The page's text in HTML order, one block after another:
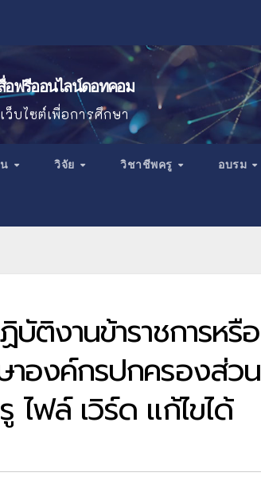
อฟรีออนไลน์ดอทคอม
เว็บไซต์เพื่อการศึกษา
วิจัย วิชาชีพครู อบรม
ติงานข้าราชการหรือ
าองค์กรปกครองส่วน
ฟล์ เวิร์ด แก้ไขได้